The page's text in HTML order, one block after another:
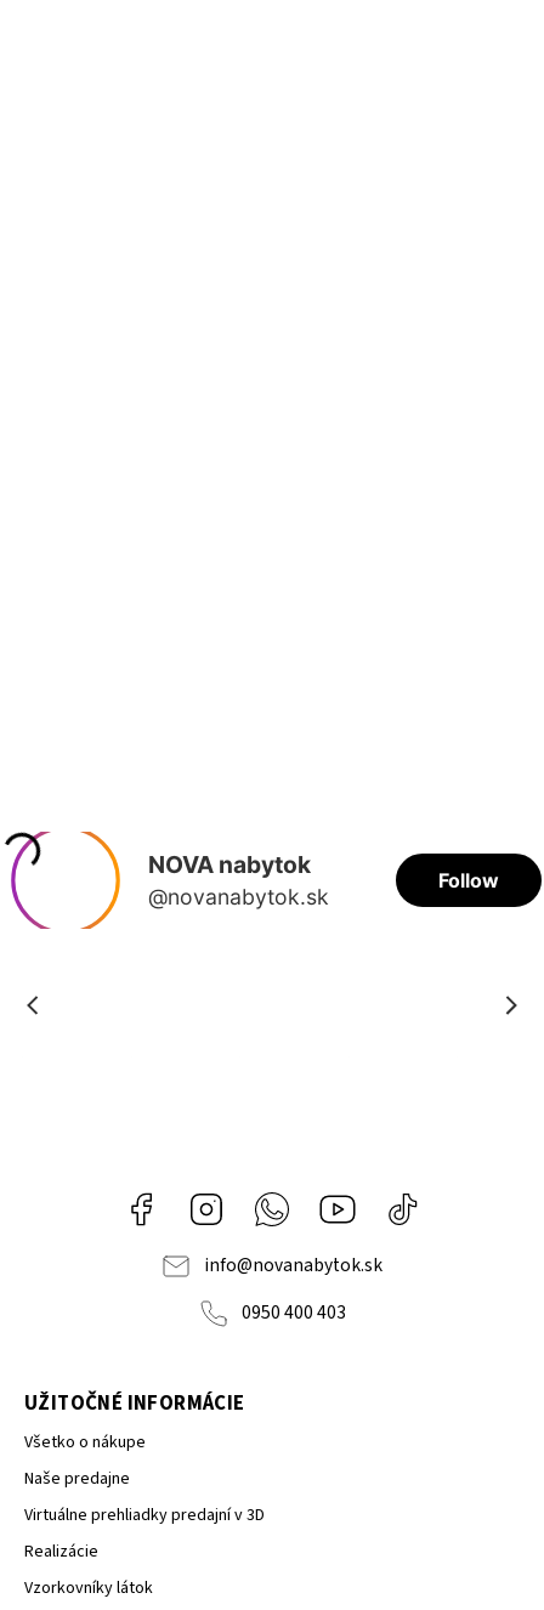
Facebook Instagram Whatsapp Youtube
nábytok
info@novanabytok.sk
0950 400 403
UŽITOČNÉ INFORMÁCIE
Všetko o nákupe
Naše predajne
Virtuálne prehliadky predajní v 3D
Realizácie
Vzorkovníky látok